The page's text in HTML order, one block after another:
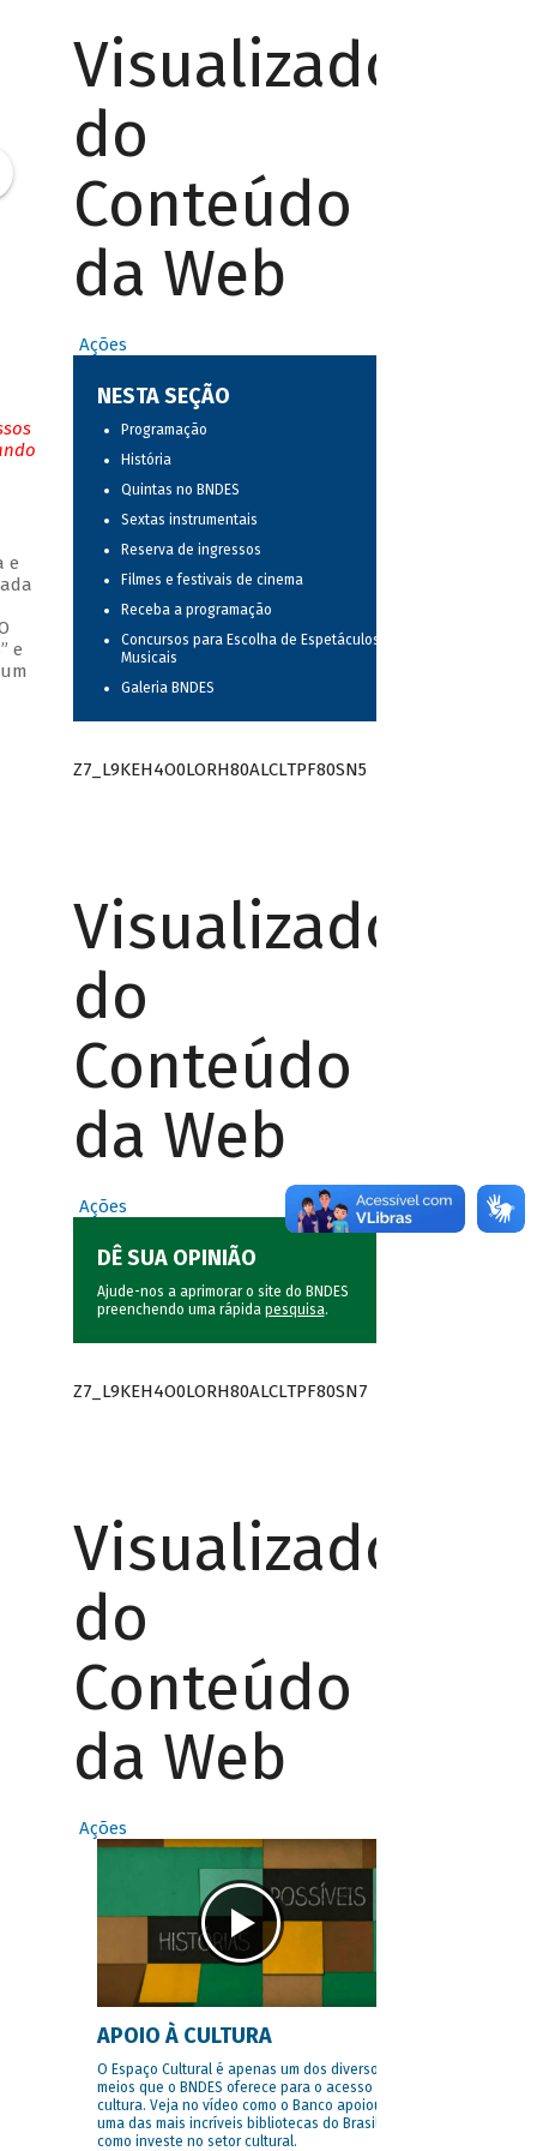
e
e
Visualizador
do
Conteúdo
da Web
Ações
NESTA SEÇÃO
Programação
História
Quintas no BNDES
Sextas instrumentais
Reserva de ingressos
Filmes e festivais de cinema
Receba a programação
Concursos para Escolha de Espetáculos
Musicais
Galeria BNDES
Z7_L9KEH4O0LORH80ALCLTPF80SN5
Visualizador
do
Conteúdo
da Web
Ações
DÊ SUA OPINIÃO
Ajude-nos a aprimorar o site do BNDES
preenchendo uma rápida pesquisa.
Z7_L9KEH4O0LORH80ALCLTPF80SN7
Visualizador
do
Conteúdo
da Web
Ações
APOIO À CULTURA
O Espaço Cultural é apenas um dos diversos
meios que o BNDES oferece para o acesso à
cultura. Veja no vídeo como o Banco apoiou
uma das mais incríveis bibliotecas do Brasil e
como investe no setor cultural.